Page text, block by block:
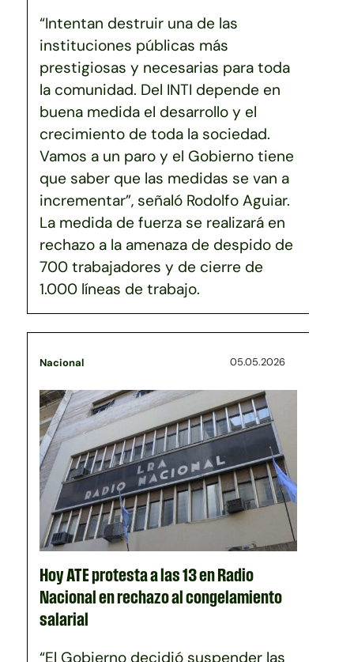
“Intentan destruir una de las
instituciones públicas más
prestigiosas y necesarias para toda
la comunidad. Del INTI depende en
buena medida el desarrollo y el
crecimiento de toda la sociedad.
Vamos a un paro y el Gobierno tiene
que saber que las medidas se van a
incrementar”, señaló Rodolfo Aguiar.
La medida de fuerza se realizará en
rechazo a la amenaza de despido de
700 trabajadores y de cierre de
1.000 líneas de trabajo.
Nacional 05.05.2026
Hoy ATE protesta a las 13 en Radio
Nacional en rechazo al congelamiento
salarial
“El Gobierno decidió suspender las